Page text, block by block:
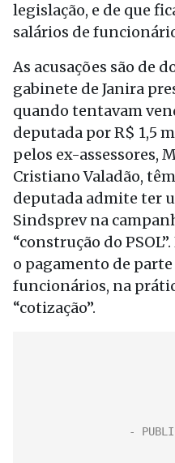
legislação, e de que
salários de
As acusações são de
gabinete de Janira
quando tentavam
deputada por R$ 1,5
pelos ex-assessores,
Cristiano Valadão,
deputada admite ter
Sindsprev na
“construção do
o pagamento de
funcionários, na
“cotização”.